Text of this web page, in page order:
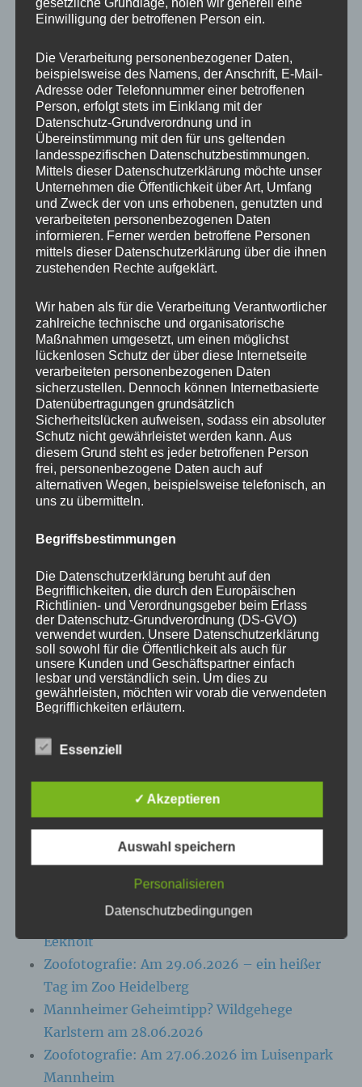
MP Mario Porten
Beratung
Training
Impulsvorträge
NEWS ABONNIEREN?
Your email:
KATEGORIEN
Aktuelle Fakten und Umfragen
Aktuelles vom MP
Allgemein
Impulse zur persönlichen Reflexion
Training und Coaching
NEUESTE BEITRÄGE
Zoofotografie: Am 13.07.2026 im Wildpark
Eekholt
Zoofotografie: Am 29.06.2026 – ein heißer
Tag im Zoo Heidelberg
Mannheimer Geheimtipp? Wildgehege
Karlstern am 28.06.2026
Zoofotografie: Am 27.06.2026 im Luisenpark
Mannheim
Einwilligung der betroffenen Person ein.
Die Verarbeitung personenbezogener Daten,
beispielsweise des Namens, der Anschrift, E-Mail-
Adresse oder Telefonnummer einer betroffenen
Person, erfolgt stets im Einklang mit der
Datenschutz-Grundverordnung und in
Übereinstimmung mit den für uns geltenden
landesspezifischen Datenschutzbestimmungen.
Mittels dieser Datenschutzerklärung möchte unser
Unternehmen die Öffentlichkeit über Art, Umfang
und Zweck der von uns erhobenen, genutzten und
verarbeiteten personenbezogenen Daten
informieren. Ferner werden betroffene Personen
mittels dieser Datenschutzerklärung über die ihnen
zustehenden Rechte aufgeklärt.
Wir haben als für die Verarbeitung Verantwortlicher
zahlreiche technische und organisatorische
Maßnahmen umgesetzt, um einen möglichst
lückenlosen Schutz der über diese Internetseite
verarbeiteten personenbezogenen Daten
sicherzustellen. Dennoch können Internetbasierte
Datenübertragungen grundsätzlich
Sicherheitslücken aufweisen, sodass ein absoluter
Schutz nicht gewährleistet werden kann. Aus
diesem Grund steht es jeder betroffenen Person
frei, personenbezogene Daten auch auf
alternativen Wegen, beispielsweise telefonisch, an
uns zu übermitteln.
Begriffsbestimmungen
Die Datenschutzerklärung beruht auf den
Begrifflichkeiten, die durch den Europäischen
Richtlinien- und Verordnungsgeber beim Erlass
der Datenschutz-Grundverordnung (DS-GVO)
verwendet wurden. Unsere Datenschutzerklärung
soll sowohl für die Öffentlichkeit als auch für
unsere Kunden und Geschäftspartner einfach
lesbar und verständlich sein. Um dies zu
gewährleisten, möchten wir vorab die verwendeten
Begrifflichkeiten erläutern.
Wir verwenden in dieser Datenschutzerklärung
Informationen, die sich auf eine identifizierte
oder identifizierbare natürliche Person (im
Folgenden „betroffene Person") beziehen. Als
angesehen, die direkt oder indirekt,
insbesondere mittels Zuordnung zu einer
Kennung wie einem Namen, zu einer
Kennnummer, zu Standortdaten, zu einer
Online-Kennung oder zu einem oder mehreren
besonderen Merkmalen, die Ausdruck der
physischen, physiologischen, genetischen,
psychischen, wirtschaftlichen, kulturellen oder
sozialen Identität dieser natürlichen Person
sind, identifiziert werden kann.
Essenziell
✓ Akzeptieren
Auswahl speichern
Personalisieren
Datenschutzbedingungen